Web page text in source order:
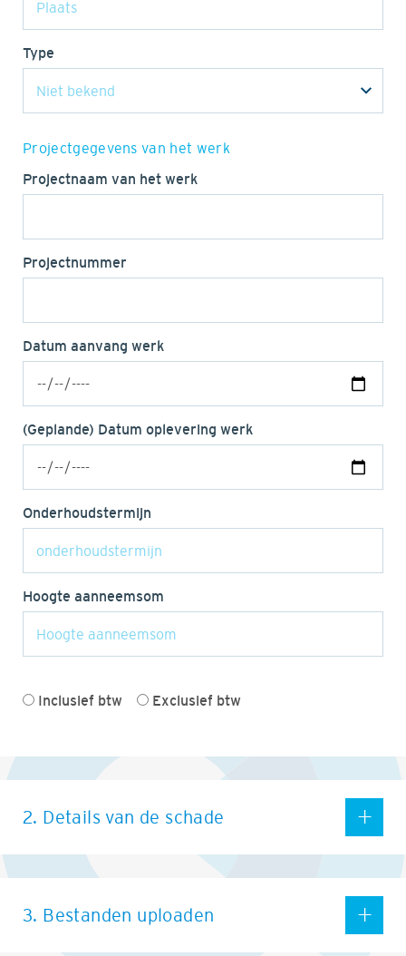
Type
Projectgegevens van het werk
Projectnaam van het werk
Projectnummer
Datum aanvang werk
(Geplande) Datum oplevering werk
Onderhoudstermijn
Hoogte aanneemsom
Inclusief btw Exclusief btw
2. Details van de schade
3. Bestanden uploaden